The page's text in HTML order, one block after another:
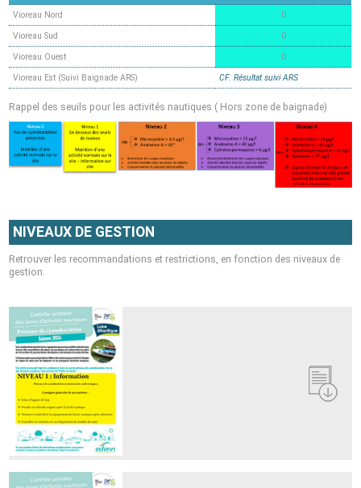
Vioreau Nord
0
Vioreau Sud
0
Vioreau Ouest
0
Vioreau Est (Suivi Baignade ARS)
CF. Résultat suivi ARS
Rappel des seuils pour les activités nautiques ( Hors zone de baignade)
NIVEAUX DE GESTION
Retrouver les recommandations et restrictions, en fonction des niveaux de
gestion.